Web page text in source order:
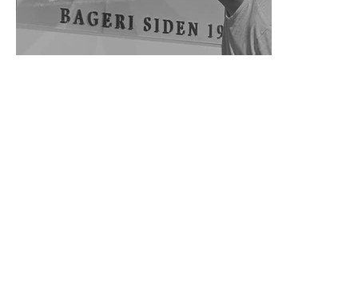
slut. Vi guider jer igennem valget af
materialer, formater, papirkvaliteter og
trykmetoder, så resultatet bliver præcis,